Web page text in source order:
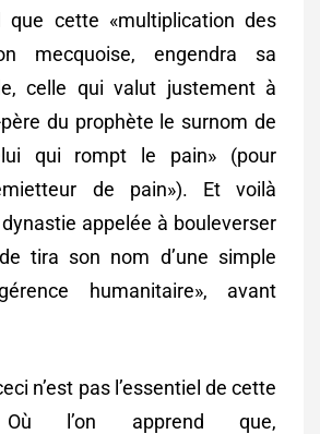
que cette «multiplication des
mecquoise, engendra sa
celle qui valut justement à
père du prophète le surnom de
qui rompt le pain» (pour
de pain»). Et voilà
appelée à bouleverser
tira son nom d’une simple
humanitaire», avant
n’est pas l’essentiel de cette
Où l’on apprend que,